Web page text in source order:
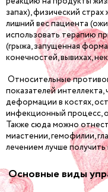
запах), физический
лишний вес пациента
использовать терапию
(грыжа, запущенная
конечностей, вывихах,
Относительные
показателей
деформации в костях,
инфекционный процесс,
Также сюда можно
миастении, гемофилии,
лечением лучше
Основные виды